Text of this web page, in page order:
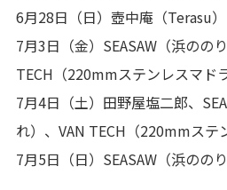
6月28日（日）壺中庵（Terasu）
7月3日（金）SEASAW（浜のの
TECH（220mmステンレスマドラ
7月4日（土）田野屋塩二郎、
れ）、VAN TECH（220mmステ
7月5日（日）SEASAW（浜ののり